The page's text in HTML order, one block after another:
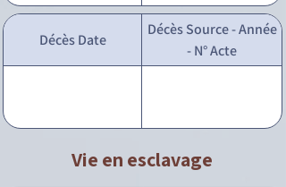
Décès Date
Décès Source - Année
- N° Acte
Vie en esclavage